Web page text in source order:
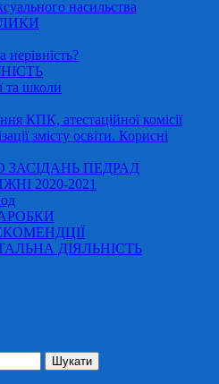
насильства
та школи
КПК, атестаційної комісії
змісту освіти. Корисні
ЗАСІДАНЬ ПЕДРАД
2020-2021
ДІЯЛЬНІСТЬ